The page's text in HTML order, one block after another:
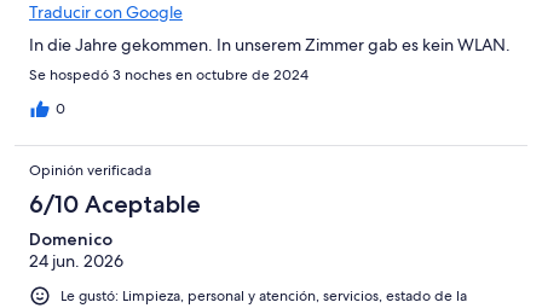
Traducir con Google
In die Jahre gekommen. In unserem Zimmer gab es kein WLAN.
Se hospedó 3 noches en octubre de 2024
0
Opinión verificada
6/10 Aceptable
Domenico
24 jun. 2026
Le gustó: Limpieza, personal y atención, servicios, estado de la